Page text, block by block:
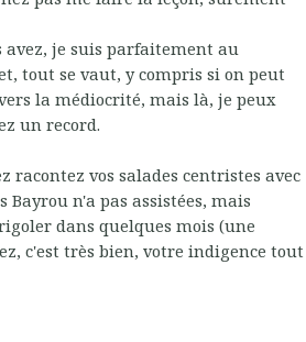
avez, je suis parfaitement au
tout se vaut, y compris si on peut
la médiocrité, mais là, je peux
un record.
racontez vos salades centristes avec
Bayrou n'a pas assistées, mais
dans quelques mois (une
c'est très bien, votre indigence tout